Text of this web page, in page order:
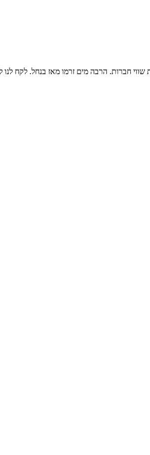
שווי חברות. הרבה מים זרמו מאז בנחל. לקח